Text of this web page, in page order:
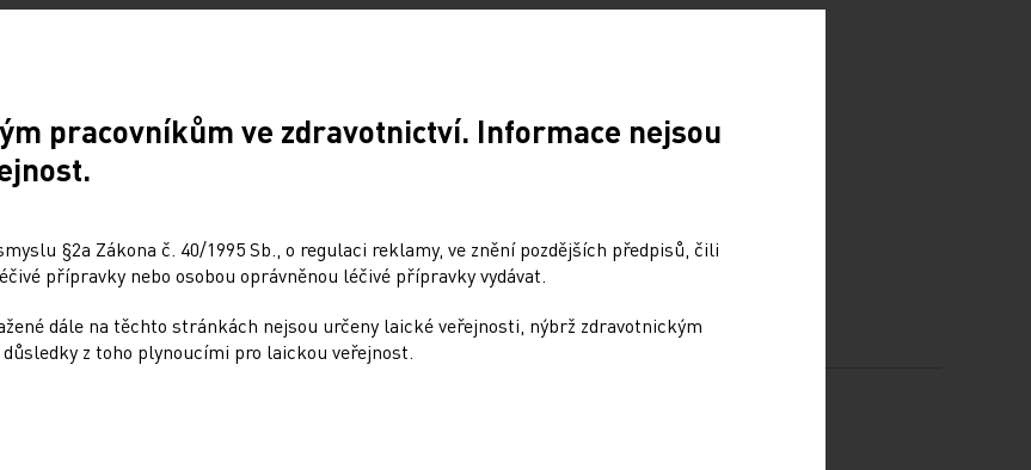
News, dostupné na
článek
pracovníkům ve zdravotnictví. Informace nejsou
§2a Zákona č. 40/1995 Sb., o regulaci reklamy, ve znění pozdějších předpisů, čili
přípravky nebo osobou oprávněnou léčivé přípravky vydávat.
dále na těchto stránkách nejsou určeny laické veřejnosti, nýbrž zdravotnickým
z toho plynoucími pro laickou veřejnost.